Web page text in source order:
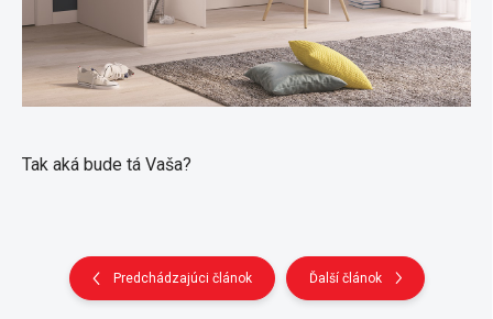
Tak aká bude tá Vaša?
Predchádzajúci článok Ďalší článok